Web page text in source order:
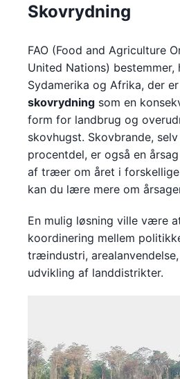
Skovrydning
FAO (Food and Agriculture
United Nations) bestemmer,
Sydamerika og Afrika, der
skovrydning som en
form for landbrug og
skovhugst. Skovbrande,
procentdel, er også en
af træer om året i
kan du lære mere om
En mulig løsning ville være
koordinering mellem
træindustri,
udvikling af landdistrikter.